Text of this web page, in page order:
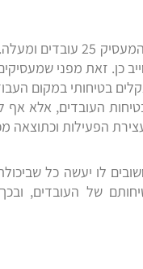
כאמור, החוק מחייב למנות נאמני
כן. זאת מפני
בטיחותי במקום
העובדים, אלא
הפעילות וכתוצאה
לו יעשה כל
של העובדים,